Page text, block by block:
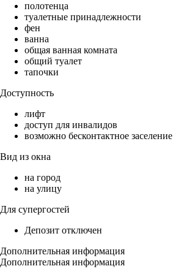
полотенца
туалетные принадлежности
фен
ванна
общая ванная комната
общий туалет
тапочки
Доступность
лифт
доступ для инвалидов
возможно бесконтактное заселение
Вид из окна
на город
на улицу
Для супергостей
Депозит отключен
Дополнительная информация
Дополнительная информация